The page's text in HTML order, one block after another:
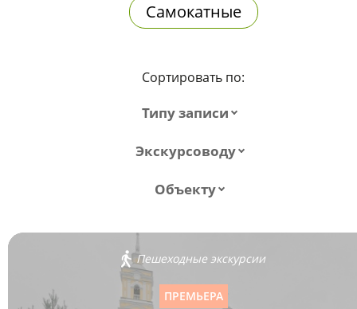
Самокатные
Сортировать по:
Типу записи
Экскурсоводу
Объекту
Пешеходные экскурсии
ПРЕМЬЕРА